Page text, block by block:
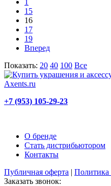
15
16
17
19
Вперед
Показать: 20 40 100 Все
+7 (953) 105-29-23
О бренде
Стать дистрибьютором
Контакты
Публичная оферта | Политика
Заказать звонок: